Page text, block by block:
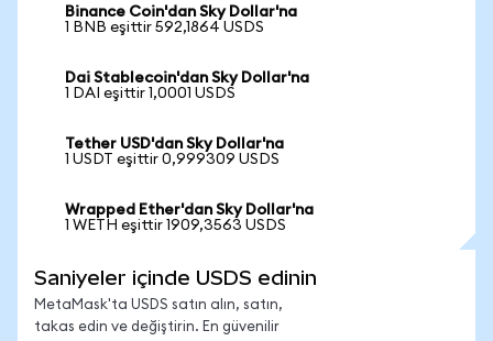
Binance Coin'dan Sky Dollar'na
1 BNB eşittir 592,1864 USDS
Dai Stablecoin'dan Sky Dollar'na
1 DAI eşittir 1,0001 USDS
Tether USD'dan Sky Dollar'na
1 USDT eşittir 0,999309 USDS
Wrapped Ether'dan Sky Dollar'na
1 WETH eşittir 1909,3563 USDS
Saniyeler içinde USDS edinin
MetaMask'ta USDS satın alın, satın,
takas edin ve değiştirin. En güvenilir